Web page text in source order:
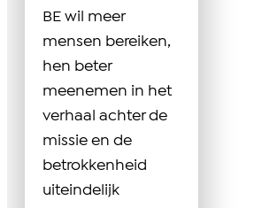
BE wil meer
mensen bereiken,
hen beter
meenemen in het
verhaal achter de
missie en de
betrokkenheid
uiteindelijk